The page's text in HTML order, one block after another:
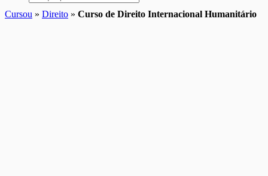
Cursou » Direito » Curso de Direito Internacional Humanitário